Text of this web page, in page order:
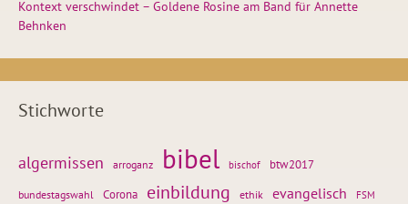
Kontext verschwindet – Goldene Rosine am Band für Annette
Behnken
Stichworte
algermissen arroganz bibel bischof btw2017
bundestagswahl Corona einbildung ethik evangelisch FSM